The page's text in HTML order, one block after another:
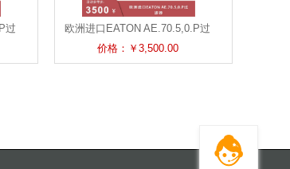
过
欧洲进口EATON AE.70.5,0.P过
滤器
价格：￥3,500.00